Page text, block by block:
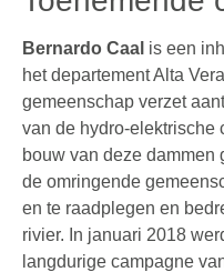
Bernardo Caal is een
het departement Alta
gemeenschap verzet
van de hydro-elektrische
bouw van deze dammen
de omringende
en te raadplegen en
rivier. In januari 2018
langdurige campagne